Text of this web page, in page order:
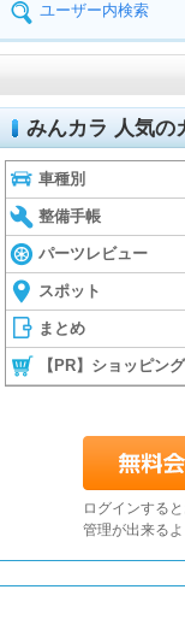
ユーザー内検索
みんカラ 人気の
車種別
整備手帳
パーツレビュー
スポット
まとめ
【PR】ショッピング
ログインする
管理が出来る